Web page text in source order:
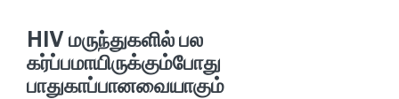
HIV மருந்துகளில் பல
கர்ப்பமாயிருக்கும்போது
பாதுகாப்பானவையாகும்